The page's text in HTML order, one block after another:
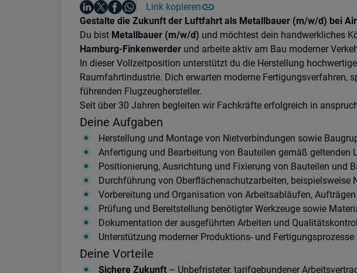
Teile diesen Job
Auf LinkedIn teilen
Auf X teilen
Auf Facebook teilen
Auf WhatsApp teilen
Link kopieren
Einleitung
Gestalte die Zukunft der Luftfahrt als Metallbauer (m/w/d) bei
Du bist Metallbauer (m/w/d) und möchtest dein handwerkliches
Hamburg-Finkenwerder und arbeite aktiv am Bau moderner
In dieser Vollzeitposition unterstützt du die Herstellung
Raumfahrtindustrie. Dich erwarten moderne
führenden Flugzeughersteller.
Seit über 30 Jahren begleiten wir Fachkräfte erfolgreich in
Deine Aufgaben
Herstellung und Montage von Nietverbindungen sowie
Anfertigung und Bearbeitung von Bauteilen gemäß geltenden
Positionierung, Ausrichtung und Fixierung von Bauteilen und
Durchführung von Oberflächenschutzarbeiten,
Vorbereitung und Organisation von Arbeitsabläufen,
Prüfung und Bereitstellung benötigter Werkzeuge sowie
Dokumentation der ausgeführten Arbeiten und
Unterstützung moderner Produktions- und
Deine Vorteile
Sichere Zukunft – Unbefristeter, tarifgebundener